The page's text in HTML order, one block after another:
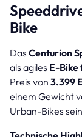
Bike
Das Centurion
als agiles E-Bike
Preis von 3.399
einem Gewicht
Urban-Bikes